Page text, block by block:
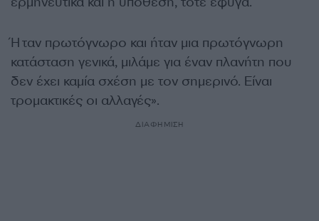
Ήταν πρωτόγνωρο και ήταν μια πρωτόγνωρη
κατάσταση γενικά, μιλάμε για έναν πλανήτη που
δεν έχει καμία σχέση με τον σημερινό. Είναι
τρομακτικές οι αλλαγές».
ΔΙΑΦΗΜΙΣΗ